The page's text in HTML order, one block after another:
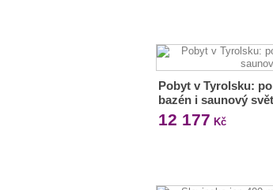
Pobyt v Tyrolsku:
bazén i saunový svět
12 177 Kč